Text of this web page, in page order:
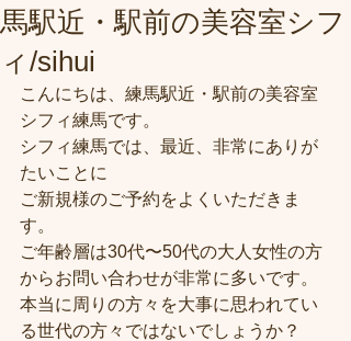
馬駅近・駅前の美容室シフ
ィ/sihui
こんにちは、練馬駅近・駅前の美容室
シフィ練馬です。
シフィ練馬では、最近、非常にありが
たいことに
ご新規様のご予約をよくいただきま
す。
ご年齢層は30代〜50代の大人女性の方
からお問い合わせが非常に多いです。
本当に周りの方々を大事に思われてい
る世代の方々ではないでしょうか？